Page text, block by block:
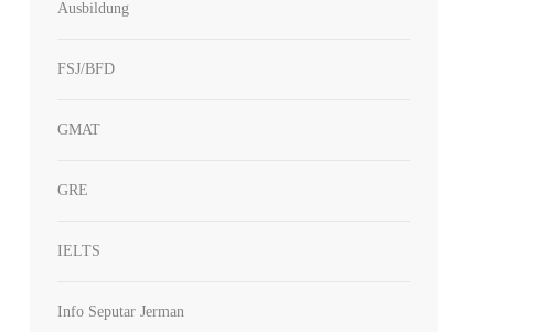
Ausbildung
FSJ/BFD
GMAT
GRE
IELTS
Info Seputar Jerman